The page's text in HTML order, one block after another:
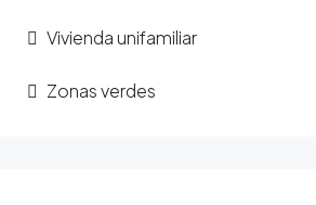
Vivienda unifamiliar
Zonas verdes